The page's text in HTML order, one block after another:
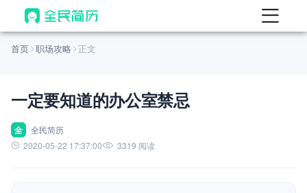
首页
AI 生成简历
AI 优化简历
AI 翻译简历
首页 职场攻略 正文
一定要知道的办公室禁忌
全
全民简历
2020-05-22 17:37:00
3319 阅读